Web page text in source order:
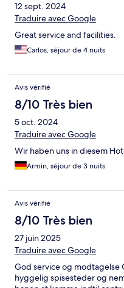
12 sept. 2024
Traduire avec Google
Great service and facilities.
Carlos, séjour de 4 nuits
Avis vérifié
8/10 Très bien
5 oct. 2024
Traduire avec Google
Wir haben uns in diesem
Armin, séjour de 3 nuits
Avis vérifié
8/10 Très bien
27 juin 2025
Traduire avec Google
God service og
hyggelig spisesteder og